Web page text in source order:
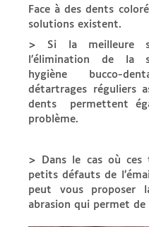
Face à des dents
solutions existent.
> Si la meilleure
l’élimination de la
hygiène bucco-
détartrages réguliers
dents permettent
problème.
> Dans le cas où ces
petits défauts de
peut vous proposer
abrasion qui permet de